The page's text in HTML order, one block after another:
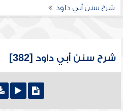
شرح سنن أبي داود
شرح سنن أبي داود [382]